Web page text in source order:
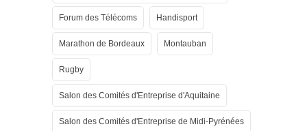
Forum des Télécoms Handisport
Marathon de Bordeaux Montauban
Rugby
Salon des Comités d'Entreprise d'Aquitaine
Salon des Comités d'Entreprise de Midi-Pyrénées